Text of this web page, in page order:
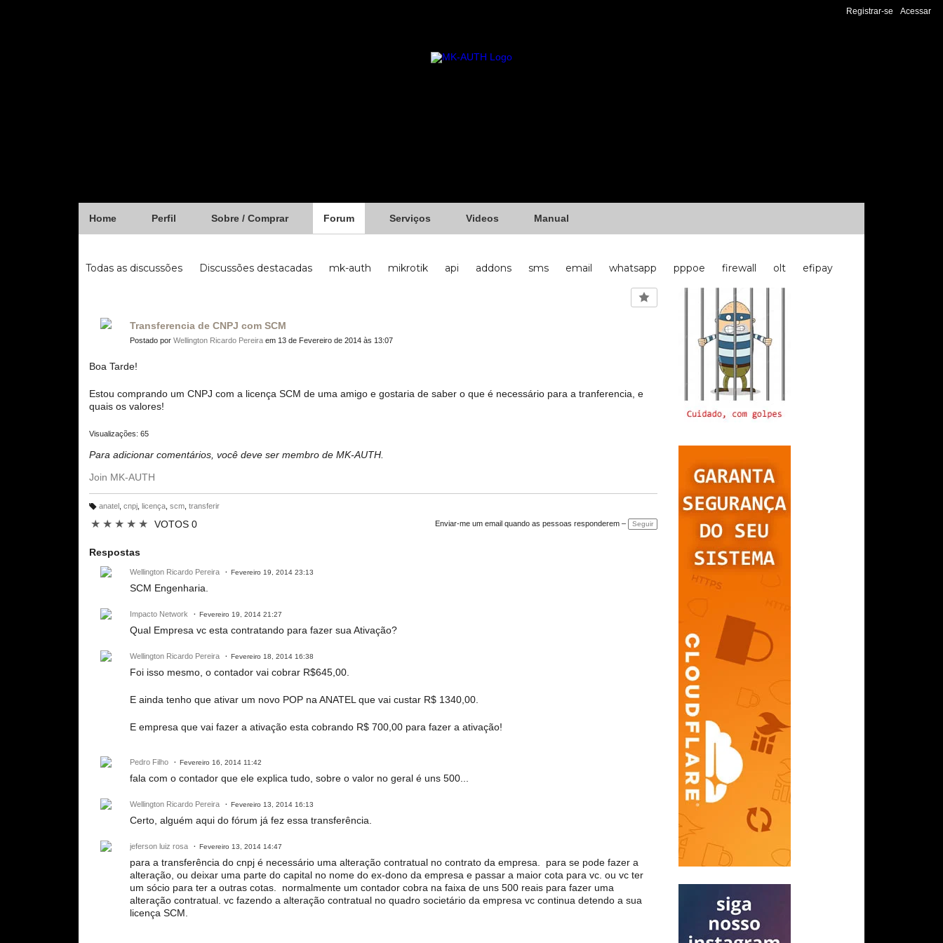
Registrar-se Acessar
Home Perfil Sobre / Comprar Forum Serviços Videos Manual
Todas as discussões
Discussões destacadas mk-auth mikrotik api addons sms email whatsapp pppoe firewall olt
efipay
Transferencia de CNPJ com SCM
Postado por Wellington Ricardo Pereira em 13 de Fevereiro de 2014 às 13:07
Boa Tarde!
Estou comprando um CNPJ com a licença SCM de uma amigo e gostaria de saber o que é necessário para a tranferencia, e
quais os valores!
Visualizações: 65
Para adicionar comentários, você deve ser membro de MK-AUTH.
Join MK-AUTH
ar
c
õ
e
anatel, cnpj, licença, scm, transferir
★ ★ ★ ★ ★ VOTOS 0 Enviar-me um email quando as pessoas responderem – Seguir
Respostas
Wellington Ricardo Pereira Fevereiro 19, 2014 23:13
SCM Engenharia.
Impacto Network Fevereiro 19, 2014 21:27
Qual Empresa vc esta contratando para fazer sua Ativação?
Wellington Ricardo Pereira Fevereiro 18, 2014 16:38
Foi isso mesmo, o contador vai cobrar R$645,00.
E ainda tenho que ativar um novo POP na ANATEL que vai custar R$ 1340,00.
E empresa que vai fazer a ativação esta cobrando R$ 700,00 para fazer a ativação!
Pedro Filho Fevereiro 16, 2014 11:42
fala com o contador que ele explica tudo, sobre o valor no geral é uns 500...
Wellington Ricardo Pereira Fevereiro 13, 2014 16:13
Certo, alguém aqui do fórum já fez essa transferência.
jeferson luiz rosa Fevereiro 13, 2014 14:47
para a transferência do cnpj é necessário uma alteração contratual no contrato da empresa. para se pode fazer a
alteração, ou deixar uma parte do capital no nome do ex-dono da empresa e passar a maior cota para vc. ou vc ter
um sócio para ter a outras cotas. normalmente um contador cobra na faixa de uns 500 reais para fazer uma
alteração contratual. vc fazendo a alteração contratual no quadro societário da empresa vc continua detendo a sua
licença SCM.